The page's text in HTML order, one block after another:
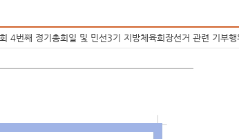
4번째 정기총회일 및 민선3기 지방체육회장선거 관련 기부